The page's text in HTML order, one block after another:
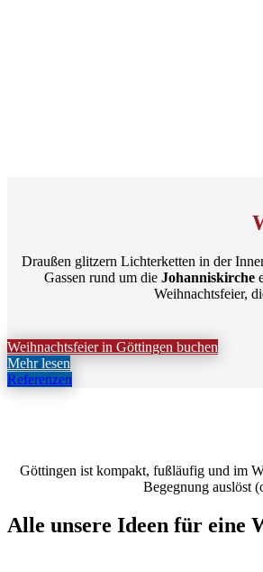
Draußen glitzern Lichterketten in der
Gassen rund um die Johanniskirche
Weihnachtsfeier,
Weihnachtsfeier in Göttingen buchen
Mehr lesen
Referenzen
Göttingen ist kompakt, fußläufig und im
Begegnung auslöst
Alle unsere Ideen für eine